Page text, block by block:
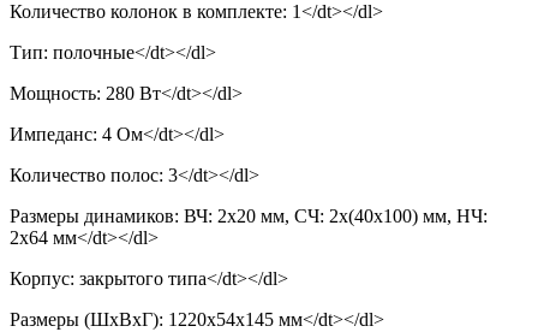
Количество колонок в комплекте: 1</dt></dl>
Тип: полочные</dt></dl>
Мощность: 280 Вт</dt></dl>
Импеданс: 4 Ом</dt></dl>
Количество полос: 3</dt></dl>
Размеры динамиков: ВЧ: 2х20 мм, СЧ: 2х(40х100) мм, НЧ:
2х64 мм</dt></dl>
Корпус: закрытого типа</dt></dl>
Размеры (ШхВхГ): 1220x54x145 мм</dt></dl>